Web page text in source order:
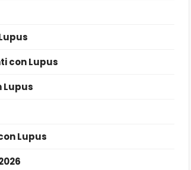
con Lupus
Lupus
Lupus